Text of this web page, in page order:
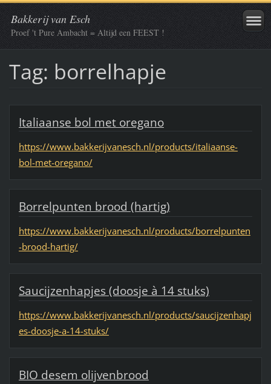
Bakkerij van Esch
Proef 't Pure Ambacht = Altijd een FEEST !
Tag: borrelhapje
Italiaanse bol met oregano
https://www.bakkerijvanesch.nl/products/italiaanse-
bol-met-oregano/
Borrelpunten brood (hartig)
https://www.bakkerijvanesch.nl/products/borrelpunten
-brood-hartig/
Saucijzenhapjes (doosje à 14 stuks)
https://www.bakkerijvanesch.nl/products/saucijzenhapj
es-doosje-a-14-stuks/
BIO desem olijvenbrood